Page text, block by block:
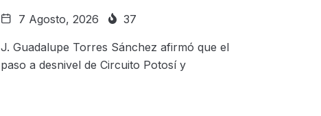
7 Agosto, 2026 37
J. Guadalupe Torres Sánchez afirmó que el
paso a desnivel de Circuito Potosí y